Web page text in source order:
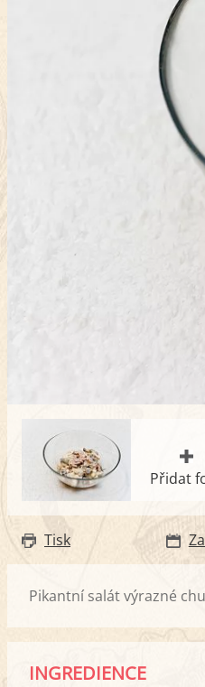
Přidat
Tisk
Pikantní salát výrazné
INGREDIENCE